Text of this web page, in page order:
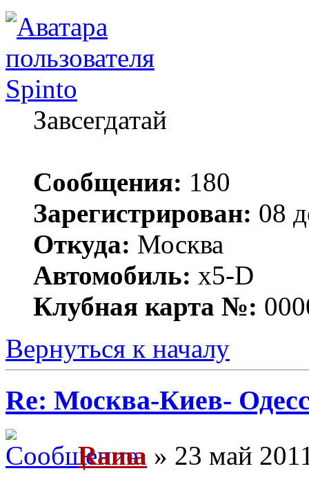
Spinto
Завсегдатай
Сообщения: 180
Зарегистрирован: 08
Откуда: Москва
Автомобиль: x5-D
Клубная карта №:
Вернуться к началу
Re: Москва-Киев-
Rama » 23 май